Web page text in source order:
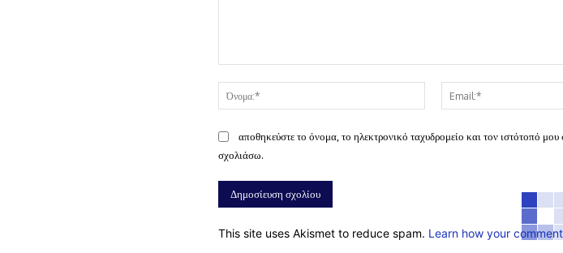
Όνομα:*
αποθηκεύστε το όνομα, το ηλεκτρονικό ταχυδρομείο και τον ιστότοπό
σχολιάσω.
This site uses Akismet to reduce spam. Learn how your